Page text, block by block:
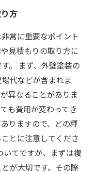
方
常に重要なポイント
見積もりの取り方に
。 まず、外壁塗装の
代などが含まれま
異なることがありま
も費用が変わってき
りますので、どの種
とに注意してくださ
いてですが、まずは複
が大切です。その際